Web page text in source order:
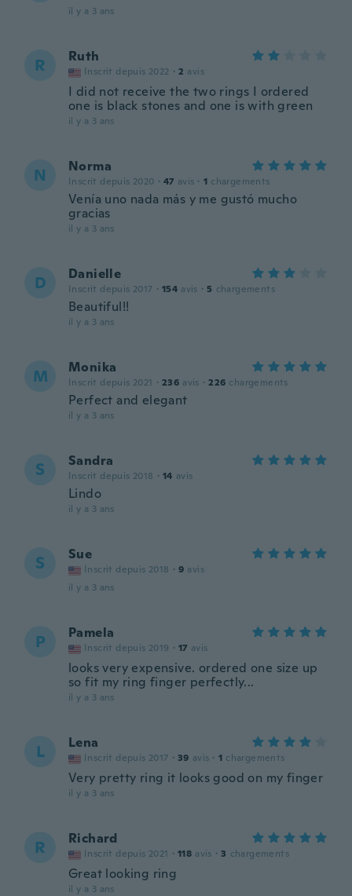
il y a 3 ans
R Ruth
Inscrit depuis 2022 · 2 avis
I did not receive the two rings I ordered
one is black stones and one is with green
il y a 3 ans
N Norma
Inscrit depuis 2020 · 47 avis · 1 chargements
Venía uno nada más y me gustó mucho
gracias
il y a 3 ans
D Danielle
Inscrit depuis 2017 · 154 avis · 5 chargements
Beautiful!!
il y a 3 ans
M Monika
Inscrit depuis 2021 · 236 avis · 226 chargements
Perfect and elegant
il y a 3 ans
S Sandra
Inscrit depuis 2018 · 14 avis
Lindo
il y a 3 ans
S Sue
Inscrit depuis 2018 · 9 avis
il y a 3 ans
P Pamela
Inscrit depuis 2019 · 17 avis
looks very expensive. ordered one size up
so fit my ring finger perfectly...
il y a 3 ans
L Lena
Inscrit depuis 2017 · 39 avis · 1 chargements
Very pretty ring it looks good on my finger
il y a 3 ans
R Richard
Inscrit depuis 2021 · 118 avis · 3 chargements
Great looking ring
il y a 3 ans